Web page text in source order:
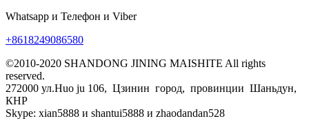
Whatsapp и Телефон и Viber
+8618249086580
©2010-2020 SHANDONG JINING MAISHITE All rights
reserved.
272000 ул.Huo ju 106, Цзинин город, провинции Шаньдун,
КНР
Skype: xian5888 и shantui5888 и zhaodandan528